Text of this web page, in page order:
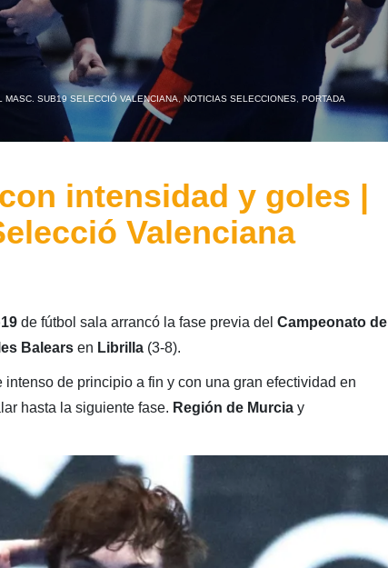
MASC. SUB19 SELECCIÓ VALENCIANA, NOTICIAS SELECCIONES, PORTADA
intensidad y goles |
Valenciana
de fútbol sala arrancó la fase previa del Campeonato de
Balears en Librilla(3-8).
de principio a fin y con una gran efectividad en
hasta la siguiente fase. Región de Murciay